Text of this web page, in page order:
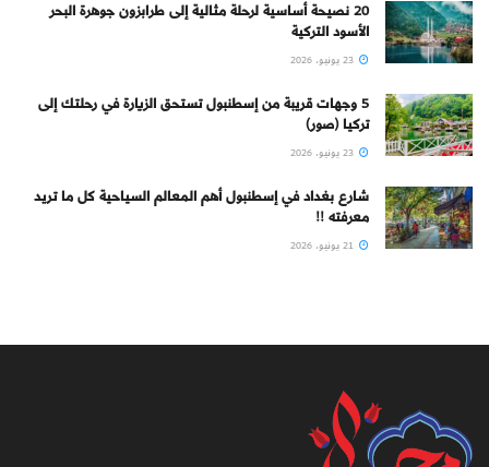
20 نصيحة أساسية لرحلة مثالية إلى طرابزون جوهرة البحر
الأسود التركية
5 وجهات قريبة من إسطنبول تستحق الزيارة في رحلتك إلى
تركيا (صور)
شارع بغداد في إسطنبول أهم المعالم السياحية كل ما تريد
معرفته !!